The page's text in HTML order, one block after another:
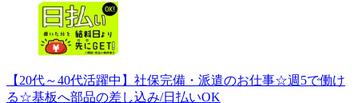
【20代～40代活躍中】社保完備・派遣のお仕事☆週5で働け
る☆基板へ部品の差し込み/日払いOK